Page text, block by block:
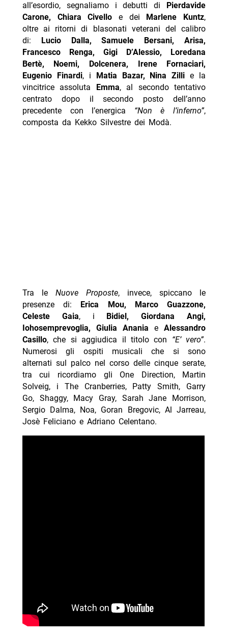
all’esordio, segnaliamo i debutti di
Pierdavide
Carone, Chiara Civello e dei Marlene Kuntz,
oltre ai ritorni di blasonati veterani del calibro
di:
Lucio Dalla, Samuele Bersani, Arisa,
Francesco Renga, Gigi D’Alessio, Loredana
Bertè, Noemi, Dolcenera, Irene Fornaciari,
Eugenio Finardi, i Matia Bazar, Nina Zilli e la
vincitrice assoluta
Emma, al secondo tentativo
centrato dopo il secondo posto dell’anno
precedente con l’energica “Non è l’inferno”,
composta da Kekko Silvestre dei Modà.
Tra le Nuove Proposte, invece, spiccano le
presenze di:
Erica Mou, Marco Guazzone,
Celeste Gaia, i
Bidiel, Giordana Angi,
Iohosemprevoglia, Giulia Anania eAlessandro
Casillo, che si aggiudica il titolo con “E’ vero”.
Numerosi gli ospiti musicali che si sono
alternati sul palco nel corso delle cinque serate,
tra cui ricordiamo gli One Direction, Martin
Solveig, i The Cranberries, Patty Smith, Garry
Go, Shaggy, Macy Gray, Sarah Jane Morrison,
Sergio Dalma, Noa, Goran Bregovic, Al Jarreau,
Josè Feliciano e Adriano Celentano.